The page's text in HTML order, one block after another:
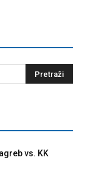
vs. KK